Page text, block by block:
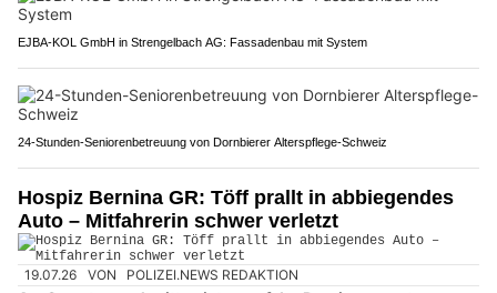
EJBA-KOL GmbH in Strengelbach AG: Fassadenbau mit System
24-Stunden-Seniorenbetreuung von Dornbierer Alterspflege-Schweiz
Hospiz Bernina GR: Töff prallt in abbiegendes
Auto – Mitfahrerin schwer verletzt
19.07.26 VON POLIZEI.NEWS REDAKTION